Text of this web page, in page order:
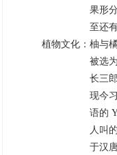
果形
至还
植物文化 ： 柚与
被选
长三
现今
语的
人叫
于汉